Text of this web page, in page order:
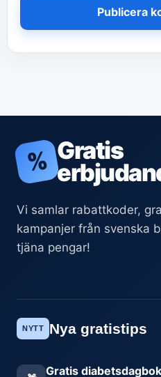
% Gratis
Vi samlar rabattkoder,
kampanjer från svenska
tjäna pengar!
NYTT Nya gratistips
Gratis diabetsdagbok